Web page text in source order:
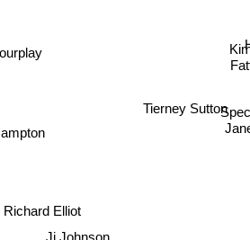
Tierney Sutton
Richard Elliot
Jj Johnson